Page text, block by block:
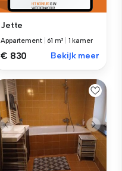
Jette
Appartement 61 m² 1 kamer
€ 830 Bekijk meer